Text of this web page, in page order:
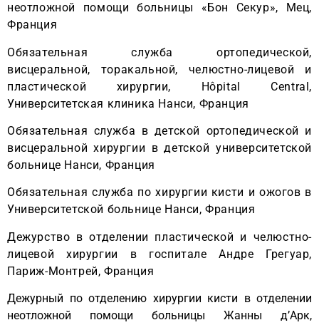
неотложной помощи больницы «Бон Секур», Мец,
Франция
Обязательная служба ортопедической,
висцеральной, торакальной, челюстно-лицевой и
пластической хирургии, Hôpital Central,
Университетская клиника Нанси, Франция
Обязательная служба в детской ортопедической и
висцеральной хирургии в детской университетской
больнице Нанси, Франция
Обязательная служба по хирургии кисти и ожогов в
Университетской больнице Нанси, Франция
Дежурство в отделении пластической и челюстно-
лицевой хирургии в госпитале Андре Грегуар,
Париж-Монтрей, Франция
Дежурный по отделению хирургии кисти в отделении
неотложной помощи больницы Жанны д’Арк,